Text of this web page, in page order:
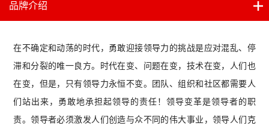
品牌介绍
在不确定和动荡的时代，勇敢迎接领导力的挑战是应对混乱、停
滞和分裂的唯一良方。时代在变、问题在变，技术在变，人们也
在变，但是，只有领导力永恒不变。团队、组织和社区都需要人
们站出来，勇敢地承担起领导的责任！领导变革是领导者的职
责。领导者必须激发人们创造与众不同的伟大事业，领导人们克